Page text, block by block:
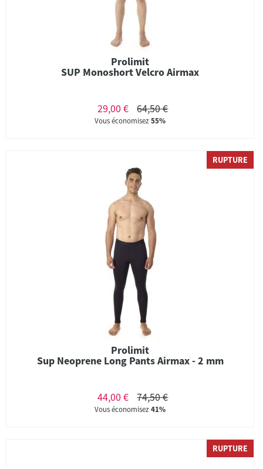
Prolimit
SUP Monoshort Velcro Airmax
29,00 € 64,50 €
Vous économisez55%
RUPTURE
Prolimit
Sup Neoprene Long Pants Airmax - 2 mm
44,00 € 74,50 €
Vous économisez41%
RUPTURE